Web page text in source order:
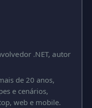
.NET, autor
de 20 anos,
e cenários,
web e mobile.